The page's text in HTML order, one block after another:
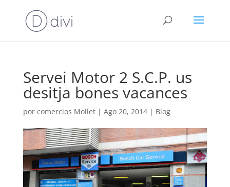
Servei Motor 2 S.C.P. us
desitja bones vacances
por comercios Mollet| Ago 20, 2014| Blog